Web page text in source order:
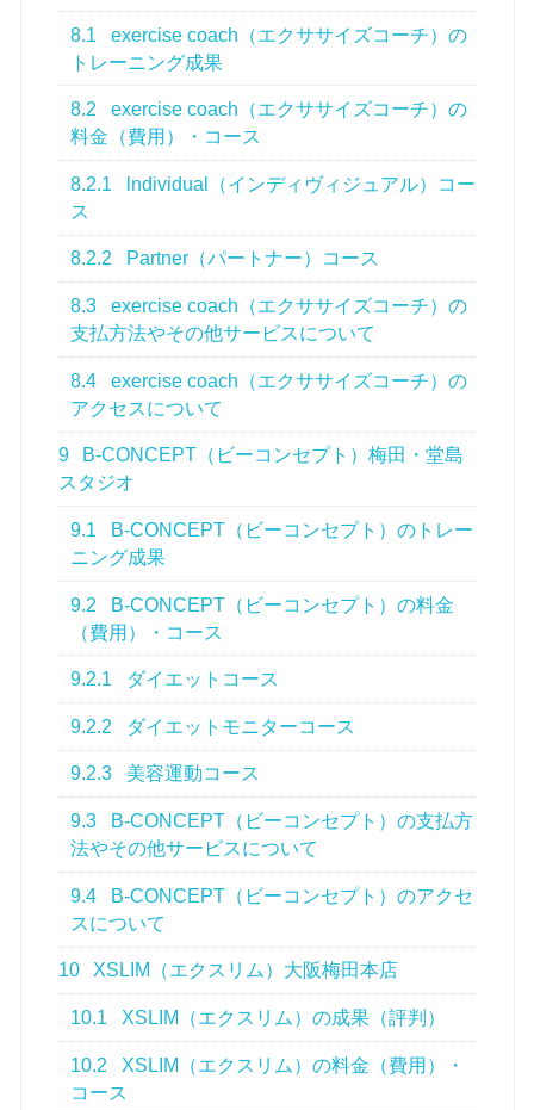
8.1
exercise coach（エクササイズコーチ）の
トレーニング成果
8.2
exercise coach（エクササイズコーチ）の
料金（費用）・コース
8.2.1
lndividual（インディヴィジュアル）コー
ス
8.2.2 Partner（パートナー）コース
8.3
exercise coach（エクササイズコーチ）の
支払方法やその他サービスについて
8.4
exercise coach（エクササイズコーチ）の
アクセスについて
9
B-CONCEPT（ビーコンセプト）梅田・堂島
スタジオ
9.1
B-CONCEPT（ビーコンセプト）のトレー
ニング成果
9.2
B-CONCEPT（ビーコンセプト）の料金
（費用）・コース
9.2.1 ダイエットコース
9.2.2 ダイエットモニターコース
9.2.3 美容運動コース
9.3
B-CONCEPT（ビーコンセプト）の支払方
法やその他サービスについて
9.4
B-CONCEPT（ビーコンセプト）のアクセ
スについて
10 XSLIM（エクスリム）大阪梅田本店
10.1 XSLIM（エクスリム）の成果（評判）
10.2
XSLIM（エクスリム）の料金（費用）・
コース